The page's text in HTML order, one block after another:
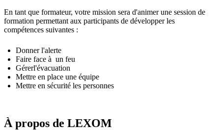
En tant que formateur, votre mission sera d'animer une session de
formation permettant aux participants de développer les
compétences suivantes :
Donner l'alerte
Faire face à un feu
Gérerl'évacuation
Mettre en place une équipe
Mettre en sécurité les personnes
À propos de LEXOM